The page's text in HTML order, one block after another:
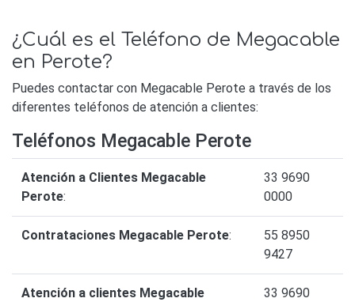
¿Cuál es el Teléfono de Megacable
en Perote?
Puedes contactar con Megacable Perote a través de los
diferentes teléfonos de atención a clientes:
Teléfonos Megacable Perote
Atención a Clientes Megacable
Perote:
33 9690
0000
Contrataciones Megacable Perote:
55 8950
9427
Atención a clientes Megacable
33 9690